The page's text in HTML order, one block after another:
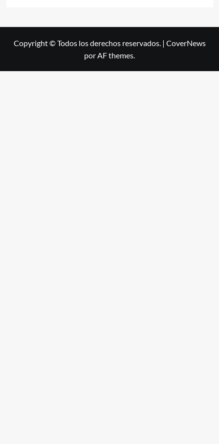
Copyright © Todos los derechos reservados. | CoverNews
por AF themes.